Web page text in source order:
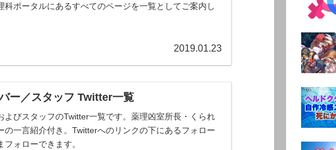
科ポータルにあるすべてのページを一覧としてご案内し
2019.01.23
ー／スタッフ Twitter一覧
よびスタッフのTwitter一覧です。薬理凶室所長・くられ
の一言紹介付き。Twitterへのリンクの下にあるフォロー
ォローできます。